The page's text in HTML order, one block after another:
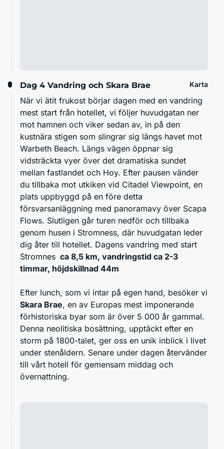
Dag 4 Vandring och Skara Brae Karta
När vi ätit frukost börjar dagen med en vandring
mest start från hotellet, vi följer huvudgatan ner
mot hamnen och viker sedan av, in på den
kustnära stigen som slingrar sig längs havet mot
Warbeth Beach. Längs vägen öppnar sig
vidsträckta vyer över det dramatiska sundet
mellan fastlandet och Hoy. Efter pausen vänder
du tillbaka mot utkiken vid Citadel Viewpoint, en
plats uppbyggd på en före detta
försvarsanläggning med panoramavy över Scapa
Flows. Slutligen går turen nedför och tillbaka
genom husen i Stromness, där huvudgatan leder
dig åter till hotellet. Dagens vandring med start
Stromnes ca 8,5 km, vandringstid ca 2-3
timmar, höjdskillnad 44m
Efter lunch, som vi intar på egen hand, besöker vi
Skara Brae, en av Europas mest imponerande
förhistoriska byar som är över 5 000 år gammal.
Denna neolitiska bosättning, upptäckt efter en
storm på 1800-talet, ger oss en unik inblick i livet
under stenåldern. Senare under dagen återvänder
till vårt hotell för gemensam middag och
övernattning.